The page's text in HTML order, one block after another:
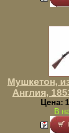
Мушкетон,
Англия,
Цена:
В